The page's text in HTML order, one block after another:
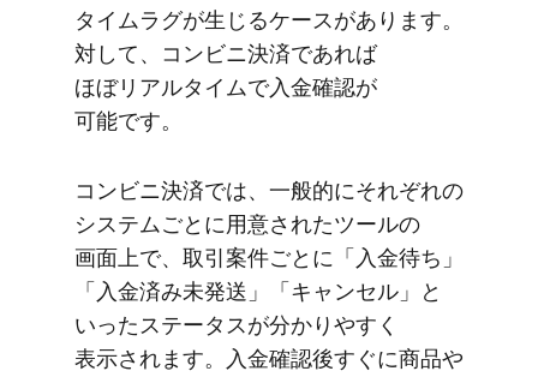
タイムラグが​生じる​ケースが​あります。​
対して、​コンビニ決済で​あれば​
ほぼリアルタイムで​入金確認が​
可能です。
コンビニ決済では、​一般的に​それぞれの​
システムごとに​用意された​ツールの​
画面上で、​取引案件ごとに​「入金待ち」​
「入金済み未発送」​「キャンセル」と​
いった​ステータスが​分かりやすく​
表示されます。​入金確認後​すぐに​商品や​